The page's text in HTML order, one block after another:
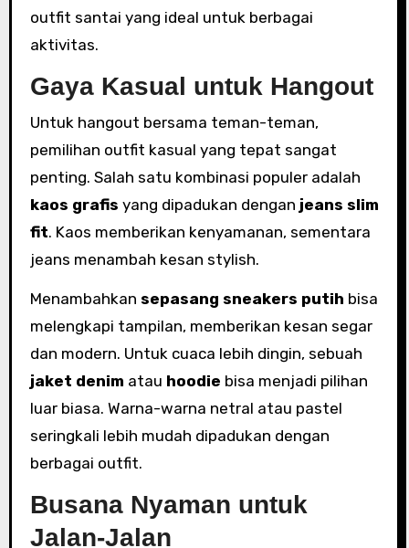
outfit santai yang ideal untuk berbagai
aktivitas.
Gaya Kasual untuk Hangout
Untuk hangout bersama teman-teman,
pemilihan outfit kasual yang tepat sangat
penting. Salah satu kombinasi populer adalah
kaos grafis yang dipadukan dengan jeans slim
fit. Kaos memberikan kenyamanan, sementara
jeans menambah kesan stylish.
Menambahkan sepasang sneakers putih bisa
melengkapi tampilan, memberikan kesan segar
dan modern. Untuk cuaca lebih dingin, sebuah
jaket denim atau hoodie bisa menjadi pilihan
luar biasa. Warna-warna netral atau pastel
seringkali lebih mudah dipadukan dengan
berbagai outfit.
Busana Nyaman untuk
Jalan-Jalan